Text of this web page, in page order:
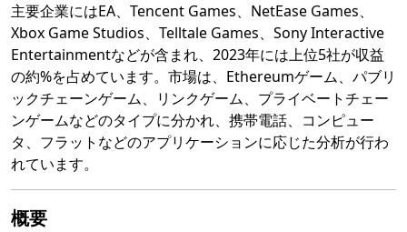
主要企業にはEA、Tencent Games、NetEase Games、
Xbox Game Studios、Telltale Games、Sony Interactive
Entertainmentなどが含まれ、2023年には上位5社が収益
の約%を占めています。市場は、Ethereumゲーム、パブリ
ックチェーンゲーム、リンクゲーム、プライベートチェー
ンゲームなどのタイプに分かれ、携帯電話、コンピュー
タ、フラットなどのアプリケーションに応じた分析が行わ
れています。
概要